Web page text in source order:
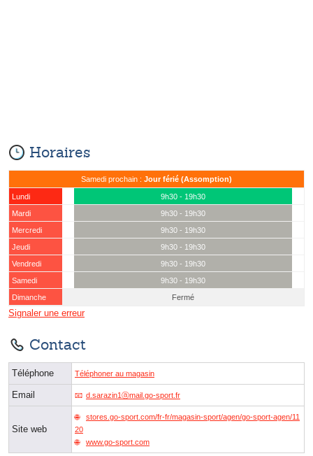
Horaires
Samedi prochain : Jour férié (Assomption)
Lundi
9h30 - 19h30
Mardi
9h30 - 19h30
Mercredi
9h30 - 19h30
Jeudi
9h30 - 19h30
Vendredi
9h30 - 19h30
Samedi
9h30 - 19h30
Dimanche
Fermé
Signaler une erreur
Contact
Téléphone Téléphoner au magasin
Email d.sarazin1ⓐmail.go-sport.fr
Site web
stores.go-sport.com/fr-fr/magasin-sport/agen/go-sport-agen/11
20
www.go-sport.com